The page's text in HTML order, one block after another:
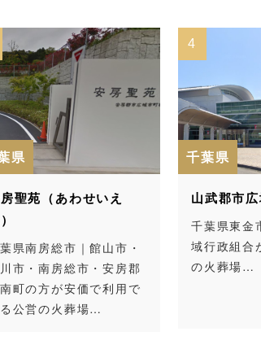
4
千葉県
山武郡市広域斎場
千葉県東金市｜山武郡市広
域行政組合が運営する公営
の火葬場…